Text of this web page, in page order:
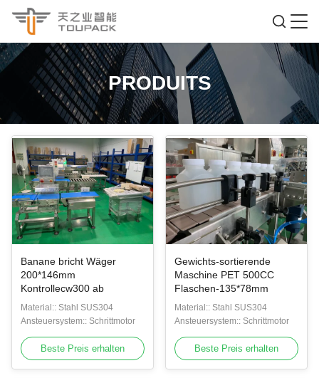
PRODUITS
Banane bricht Wäger
200*146mm
Kontrollecw300 ab
Material:: Stahl SUS304
Ansteuersystem:: Schrittmotor
Beste Preis erhalten
Gewichts-sortierende
Maschine PET 500CC
Flaschen-135*78mm
Material:: Stahl SUS304
Ansteuersystem:: Schrittmotor
Beste Preis erhalten